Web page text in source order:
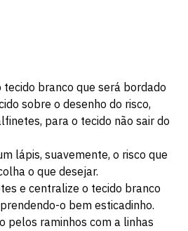
tecido branco que será bordado
sobre o desenho do risco,
para o tecido não sair do
lápis, suavemente, o risco que
o que desejar.
e centralize o tecido branco
o bem esticadinho.
pelos raminhos com a linhas